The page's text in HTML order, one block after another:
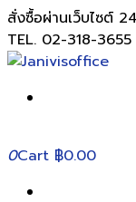
สั่งซื้อผ่านเว็บไซต์
TEL. 02-318-
0Cart ฿0.00